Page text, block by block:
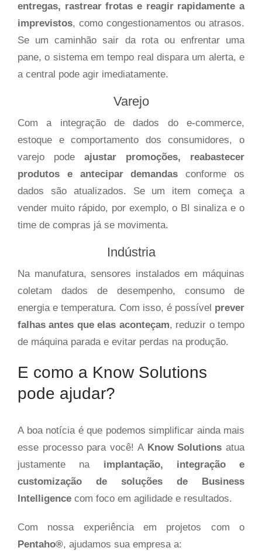
entregas, rastrear frotas e reagir rapidamente a
imprevistos, como congestionamentos ou atrasos.
Se um caminhão sair da rota ou enfrentar uma
pane, o sistema em tempo real dispara um alerta, e
a central pode agir imediatamente.
Varejo
Com a integração de dados do e-commerce,
estoque e comportamento dos consumidores, o
varejo pode ajustar promoções, reabastecer
produtos e antecipar demandas conforme os
dados são atualizados. Se um item começa a
vender muito rápido, por exemplo, o BI sinaliza e o
time de compras já se movimenta.
Indústria
Na manufatura, sensores instalados em máquinas
coletam dados de desempenho, consumo de
energia e temperatura. Com isso, é possível prever
falhas antes que elas aconteçam, reduzir o tempo
de máquina parada e evitar perdas na produção.
E como a Know Solutions
pode ajudar?
A boa notícia é que podemos simplificar ainda mais
esse processo para você! A Know Solutions atua
justamente na implantação, integração e
customização de soluções de Business
Intelligence com foco em agilidade e resultados.
Com nossa experiência em projetos com o
Pentaho®, ajudamos sua empresa a: